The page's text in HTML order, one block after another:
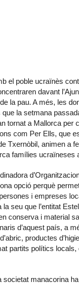
el poble ucraïnès
davant
la pau. A més, les
la setmana
tornat a Mallorca per
com Per Ells, que
Txernòbil, animen a
famílies ucraïneses
opció perquè
i empreses
seu que l’entitat
conserva i material
d’aquest país, a
productes
partits polítics
societat manacorina